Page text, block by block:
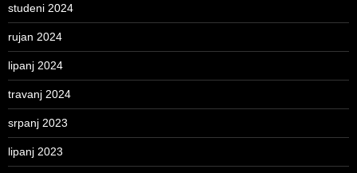
studeni 2024
rujan 2024
lipanj 2024
travanj 2024
srpanj 2023
lipanj 2023